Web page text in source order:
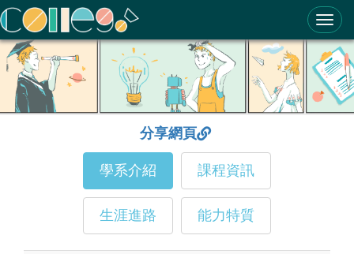
ColleGo! 大學選才與高中育才輔助系統
分享網頁
學系介紹 課程資訊
生涯進路 能力特質